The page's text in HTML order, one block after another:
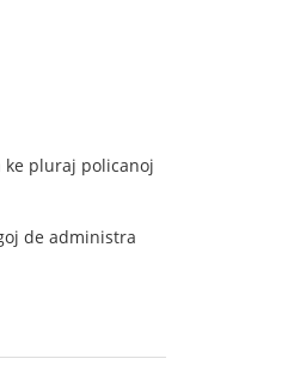
pluraj policanoj
de administra